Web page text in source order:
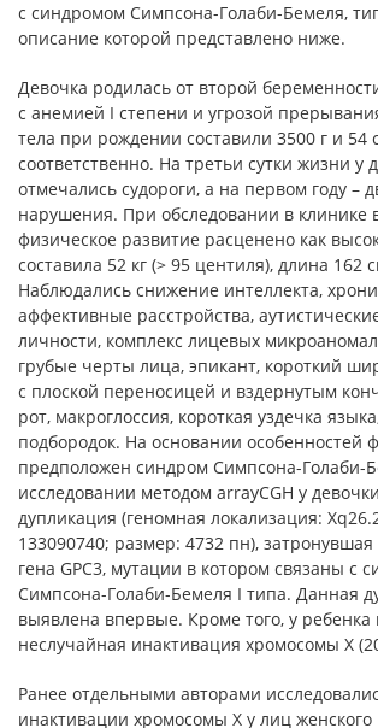
с синдромом Симпсона-Голаби-Бемеля,
описание которой представлено ниже.
Девочка родилась от второй
с анемией I степени и угрозой
тела при рождении составили 3500 г и 54
соответственно. На третьи сутки жизни у
отмечались судороги, а на первом году –
нарушения. При обследовании в клинике
физическое развитие расценено как
составила 52 кг (> 95 центиля), длина 162
Наблюдались снижение интеллекта,
аффективные расстройства,
личности, комплекс лицевых
грубые черты лица, эпикант, короткий
с плоской переносицей и вздернутым
рот, макроглоссия, короткая уздечка
подбородок. На основании особенностей
предположен синдром Симпсона-Голаби-
исследовании методом arrayCGH у
дупликация (геномная локализация:
133090740; размер: 4732 пн), затронувшая
гена GPC3, мутации в котором связаны с
Симпсона-Голаби-Бемеля I типа. Данная
выявлена впервые. Кроме того, у ребенка
неслучайная инактивация хромосомы Х
Ранее отдельными авторами
инактивации хромосомы Х у лиц женского